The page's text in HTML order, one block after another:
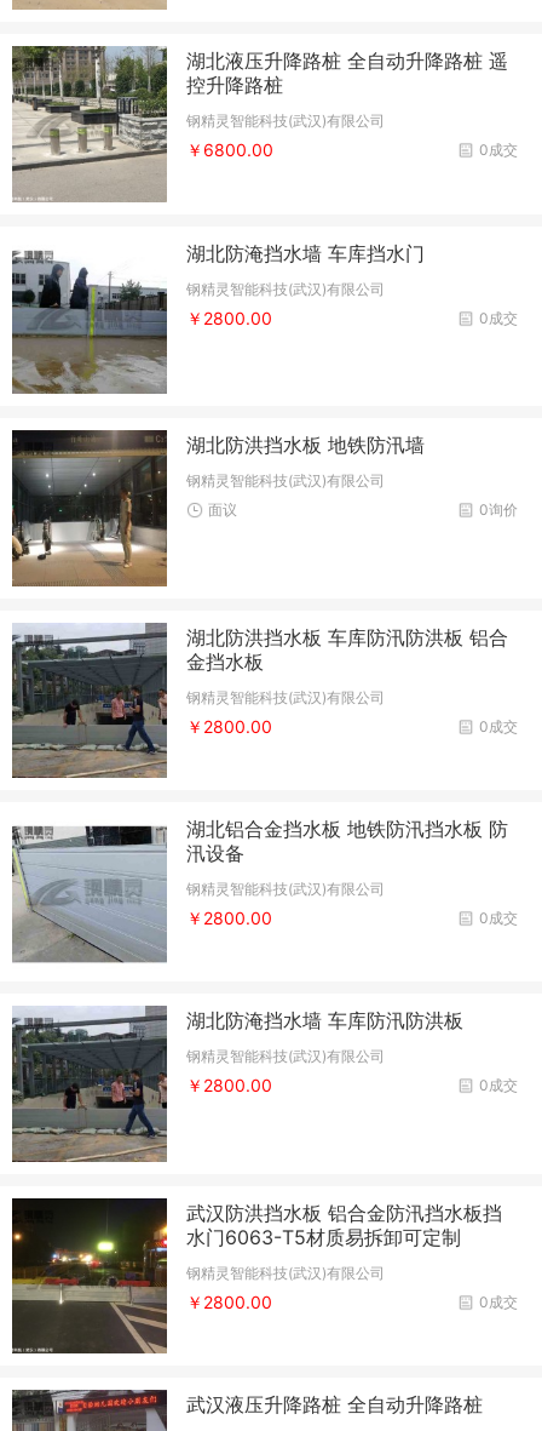
湖北液压升降路桩 全自动升降路桩 遥
控升降路桩
钢精灵智能科技(武汉)有限公司
0成交
￥6800.00
湖北防淹挡水墙 车库挡水门
钢精灵智能科技(武汉)有限公司
0成交
￥2800.00
湖北防洪挡水板 地铁防汛墙
钢精灵智能科技(武汉)有限公司
0询价
面议
湖北防洪挡水板 车库防汛防洪板 铝合
金挡水板
钢精灵智能科技(武汉)有限公司
0成交
￥2800.00
湖北铝合金挡水板 地铁防汛挡水板 防
汛设备
钢精灵智能科技(武汉)有限公司
0成交
￥2800.00
湖北防淹挡水墙 车库防汛防洪板
钢精灵智能科技(武汉)有限公司
0成交
￥2800.00
武汉防洪挡水板 铝合金防汛挡水板挡
水门6063-T5材质易拆卸可定制
钢精灵智能科技(武汉)有限公司
0成交
￥2800.00
武汉液压升降路桩 全自动升降路桩